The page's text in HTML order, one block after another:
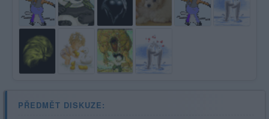
PŘEDMĚT DISKUZE: